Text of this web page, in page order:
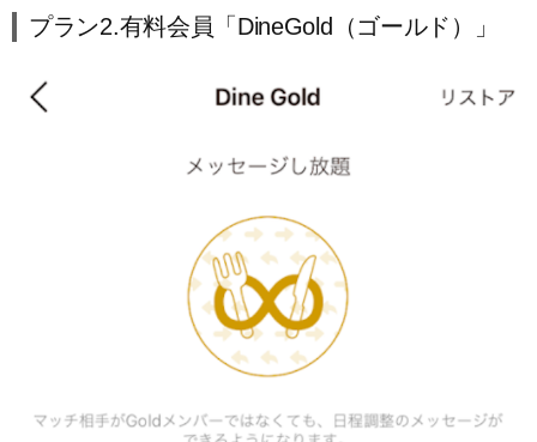
プラン2.有料会員「DineGold（ゴールド）」